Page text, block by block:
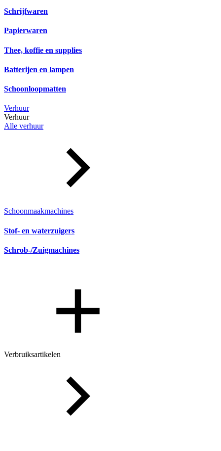
Schrijfwaren
Papierwaren
Thee, koffie en supplies
Batterijen en lampen
Schoonloopmatten
Verhuur
Verhuur
Alle verhuur
Schoonmaakmachines
Stof- en waterzuigers
Schrob-/Zuigmachines
Verbruiksartikelen